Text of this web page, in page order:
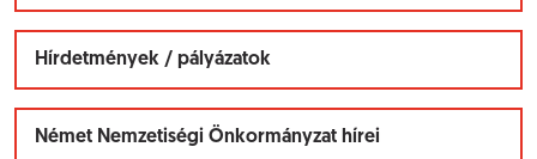
Hírdetmények / pályázatok
Német Nemzetiségi Önkormányzat hírei